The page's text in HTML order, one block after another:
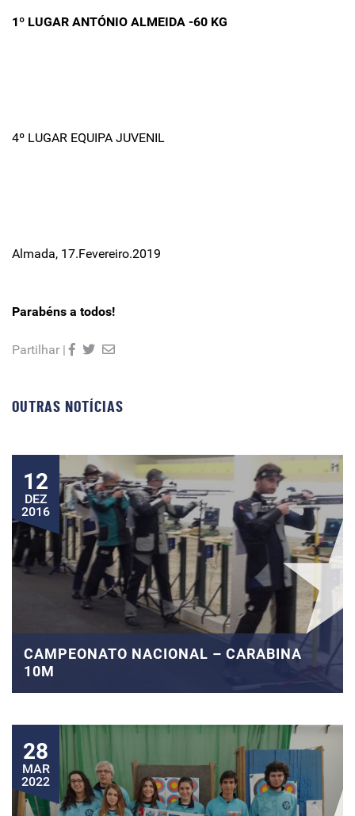
1º LUGAR ANTÓNIO ALMEIDA -60 KG
4º LUGAR EQUIPA JUVENIL
Almada, 17.Fevereiro.2019
Parabéns a todos!
Partilhar |
OUTRAS NOTÍCIAS
12
DEZ
2016
CAMPEONATO NACIONAL – CARABINA
10M
28
MAR
2022